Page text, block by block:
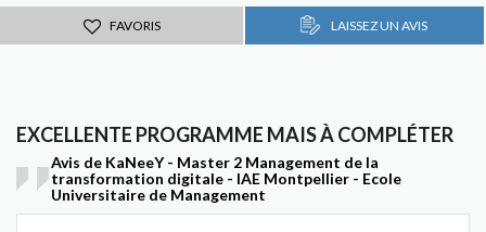
FAVORIS LAISSEZ UN AVIS
EXCELLENTE PROGRAMME MAIS À COMPLÉTER
Avis de KaNeeY - Master 2 Management de la
transformation digitale - IAE Montpellier - Ecole
Universitaire de Management